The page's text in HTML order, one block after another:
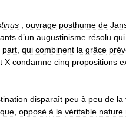
, ouvrage posthume de
d’un augustinisme résolu qui
part, qui combinent la grâce
X condamne cinq propositions
disparaît peu à peu de la
opposé à la véritable nature